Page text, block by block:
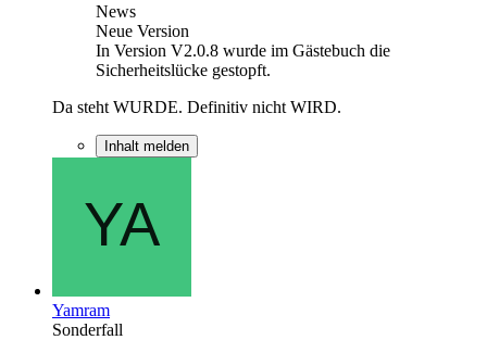
News
Neue Version
In Version V2.0.8 wurde im Gästebuch die
Sicherheitslücke gestopft.
Da steht WURDE. Definitiv nicht WIRD.
Inhalt melden
Yamram
Sonderfall